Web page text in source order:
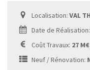
Localisation: VAL
Date de Réalisation:
Coût Travaux: 27 M€
Neuf / Rénovation: